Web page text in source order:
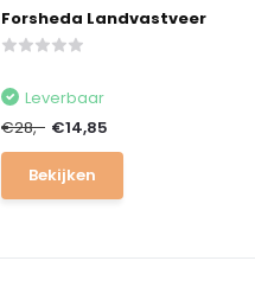
Forsheda Landvastveer
Leverbaar
€28,- €14,85
Bekijken